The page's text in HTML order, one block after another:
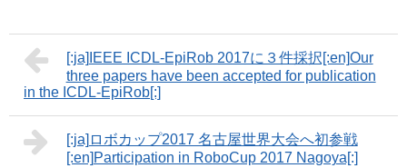
[:ja]IEEE ICDL-EpiRob 2017に３件採択[:en]Our
three papers have been accepted for publication
in the ICDL-EpiRob[:]
[:ja]ロボカップ2017 名古屋世界大会へ初参戦
[:en]Participation in RoboCup 2017 Nagoya[:]